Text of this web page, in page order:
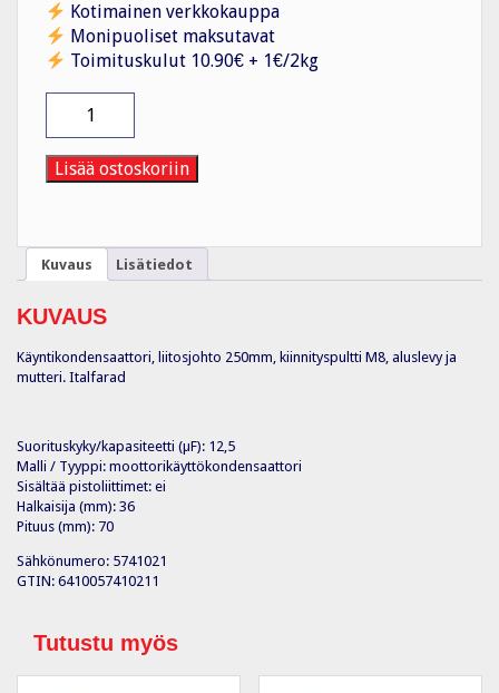
Kotimainen verkkokauppa
Monipuoliset maksutavat
Toimituskulut 10.90€ + 1€/2kg
µF
määrä
Lisää ostoskoriin
Kuvaus Lisätiedot
KUVAUS
Käyntikondensaattori, liitosjohto 250mm, kiinnityspultti M8, aluslevy ja
mutteri. Italfarad
Suorituskyky/kapasiteetti (µF): 12,5
Malli / Tyyppi: moottorikäyttökondensaattori
Sisältää pistoliittimet: ei
Halkaisija (mm): 36
Pituus (mm): 70
Sähkönumero: 5741021
GTIN: 6410057410211
Tutustu myös